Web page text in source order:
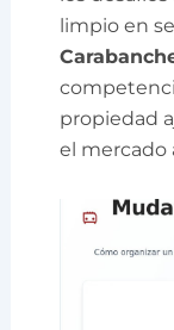
limpio en
propiedad
el mercado